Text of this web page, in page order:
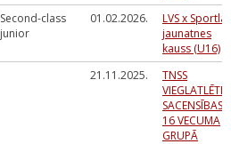
Second-class
junior
01.02.2026.
LVS x
jaunatnes
kauss (U16)
21.11.2025.
TNSS
SACENSĪBAS
16 VECUMA
GRUPĀ